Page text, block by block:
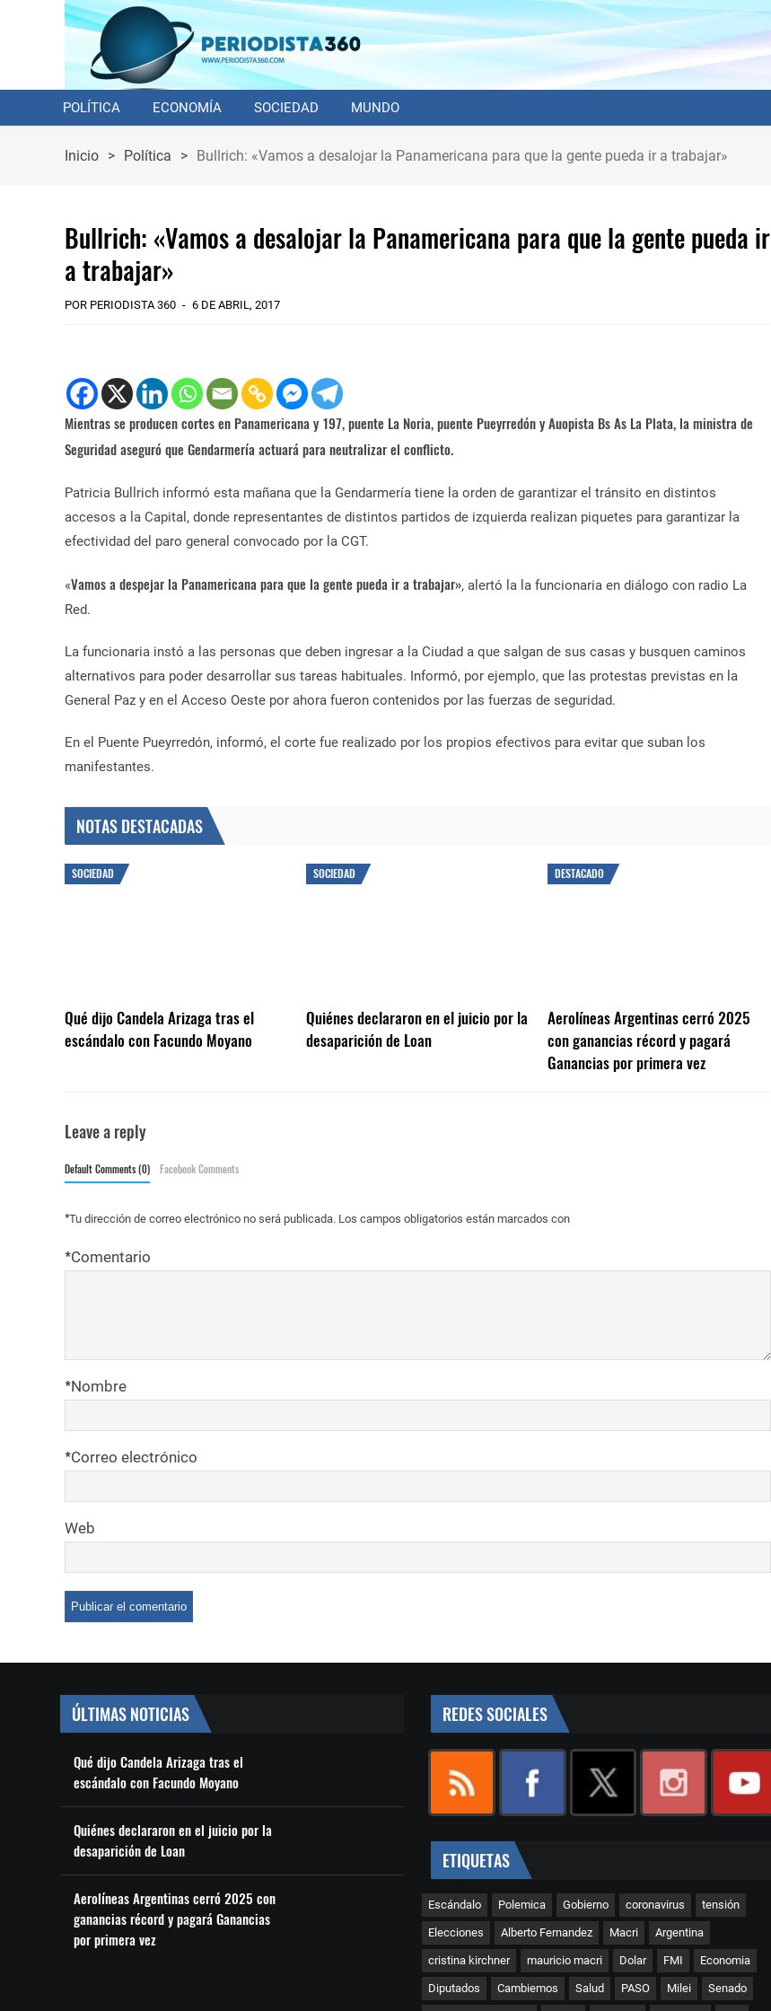
POLÍTICA ECONOMÍA SOCIEDAD MUNDO
Inicio > Política > Bullrich: «Vamos a desalojar la Panamericana para que la gente pueda ir a trabajar»
Bullrich: «Vamos a desalojar la Panamericana para que la gente pueda ir
a trabajar»
POR PERIODISTA 360 6 DE ABRIL, 2017
Mientras se producen cortes en Panamericana y 197, puente La Noria, puente Pueyrredón y Auopista Bs As La Plata, la ministra de
Seguridad aseguró que Gendarmería actuará para neutralizar el conflicto.
Patricia Bullrich informó esta mañana que la Gendarmería tiene la orden de garantizar el tránsito en distintos
accesos a la Capital, donde representantes de distintos partidos de izquierda realizan piquetes para garantizar la
efectividad del paro general convocado por la CGT.
«Vamos a despejar la Panamericana para que la gente pueda ir a trabajar», alertó la la funcionaria en diálogo con radio La
Red.
La funcionaria instó a las personas que deben ingresar a la Ciudad a que salgan de sus casas y busquen caminos
alternativos para poder desarrollar sus tareas habituales. Informó, por ejemplo, que las protestas previstas en la
General Paz y en el Acceso Oeste por ahora fueron contenidos por las fuerzas de seguridad.
En el Puente Pueyrredón, informó, el corte fue realizado por los propios efectivos para evitar que suban los
manifestantes.
NOTAS DESTACADAS
SOCIEDAD
Qué dijo Candela Arizaga tras el
escándalo con Facundo Moyano
SOCIEDAD
Quiénes declararon en el juicio por la
desaparición de Loan
DESTACADO
Aerolíneas Argentinas cerró 2025
con ganancias récord y pagará
Ganancias por primera vez
Leave a reply
Default Comments (0) Facebook Comments
Tu dirección de correo electrónico no será publicada. Los campos obligatorios están marcados con
*
Comentario
*
Nombre
*
Correo electrónico
*
Web
ÚLTIMAS NOTICIAS
Qué dijo Candela Arizaga tras el
escándalo con Facundo Moyano
Quiénes declararon en el juicio por la
desaparición de Loan
Aerolíneas Argentinas cerró 2025 con
ganancias récord y pagará Ganancias
por primera vez
REDES SOCIALES
ETIQUETAS
Escándalo Polemica Gobierno coronavirus tensión
Elecciones Alberto Fernandez Macri Argentina
cristina kirchner mauricio macri Dolar FMI Economia
Diputados Cambiemos Salud PASO Milei Senado